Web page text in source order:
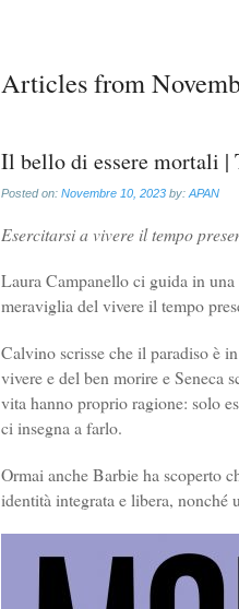
Articles from
Il bello di essere mortali |
Posted on: Novembre 10, 2023 by: APAN
Esercitarsi a vivere il tempo
Laura Campanello ci guida in
meraviglia del vivere il tempo
Calvino scrisse che il paradiso è
vivere e del ben morire e Seneca
vita hanno proprio ragione: solo
ci insegna a farlo.
Ormai anche Barbie ha scoperto
identità integrata e libera, nonché